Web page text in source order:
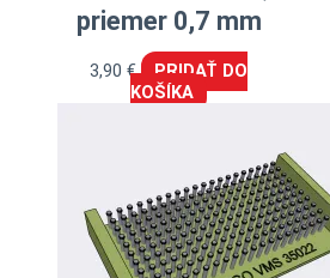
priemer 0,7 mm
3,90€
PRIDAŤ DO
KOŠÍKA